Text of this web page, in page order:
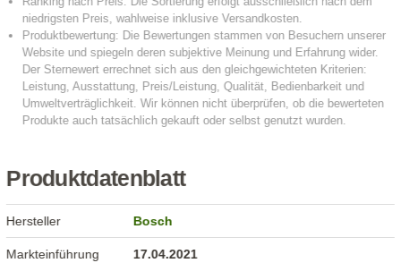
Produktdatenblatt
Hersteller Bosch
Markteinführung 17.04.2021